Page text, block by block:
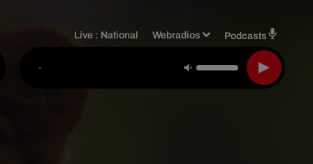
Live : National Webradios Podcasts
-